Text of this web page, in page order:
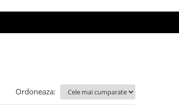
Ordoneaza: